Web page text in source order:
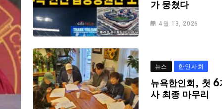
가 뭉쳤다
4월 13, 2026
뉴스 한인사회
뉴욕한인회, 첫 6
사 최종 마무리